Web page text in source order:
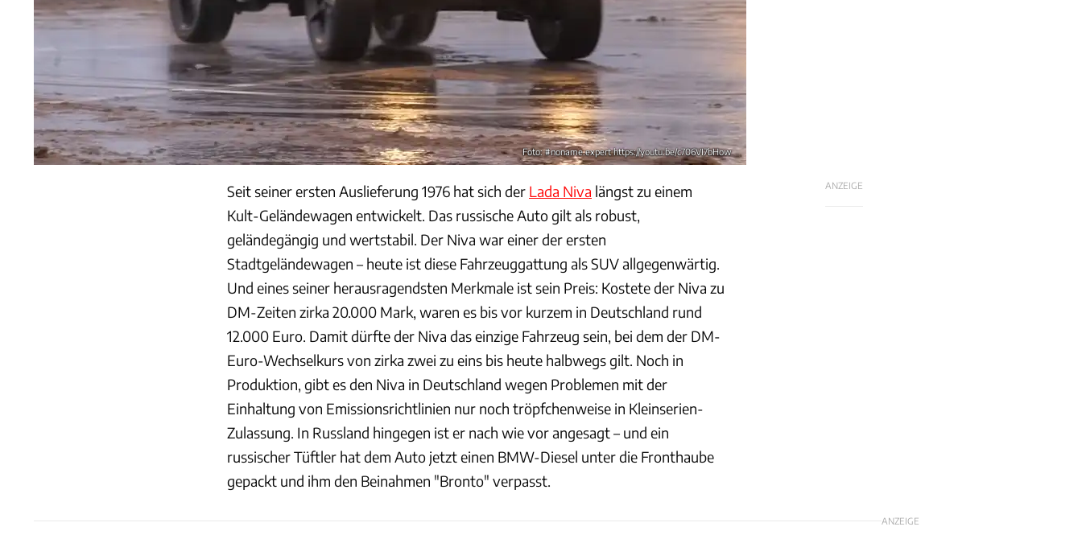
Foto: #noname.expert https://youtu.be/c706VI7bHow
ANZEIGE
Seit seiner ersten Auslieferung 1976 hat sich der Lada Niva längst zu einem
Kult-Geländewagen entwickelt. Das russische Auto gilt als robust,
geländegängig und wertstabil. Der Niva war einer der ersten
Stadtgeländewagen – heute ist diese Fahrzeuggattung als SUV allgegenwärtig.
Und eines seiner herausragendsten Merkmale ist sein Preis: Kostete der Niva zu
DM-Zeiten zirka 20.000 Mark, waren es bis vor kurzem in Deutschland rund
12.000 Euro. Damit dürfte der Niva das einzige Fahrzeug sein, bei dem der DM-
Euro-Wechselkurs von zirka zwei zu eins bis heute halbwegs gilt. Noch in
Produktion, gibt es den Niva in Deutschland wegen Problemen mit der
Einhaltung von Emissionsrichtlinien nur noch tröpfchenweise in Kleinserien-
Zulassung. In Russland hingegen ist er nach wie vor angesagt – und ein
russischer Tüftler hat dem Auto jetzt einen BMW-Diesel unter die Fronthaube
gepackt und ihm den Beinahmen "Bronto" verpasst.
ANZEIGE